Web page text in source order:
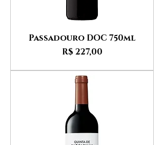
Passadouro DOC 750ml
Preço
R$ 227,00